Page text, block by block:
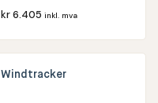
kr6.405 inkl. mva
Windtracker